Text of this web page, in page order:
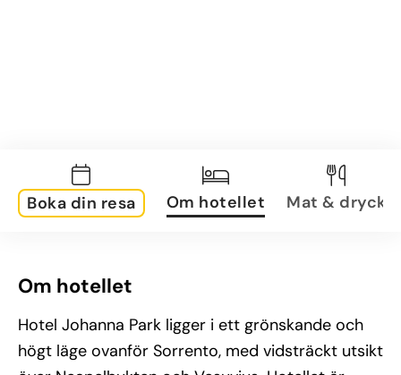
Boka din resa Om hotellet Mat & dryck
Om hotellet
Hotel Johanna Park ligger i ett grönskande och
högt läge ovanför Sorrento, med vidsträckt utsikt